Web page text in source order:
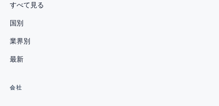
すべて見る
国別
業界別
最新
会社